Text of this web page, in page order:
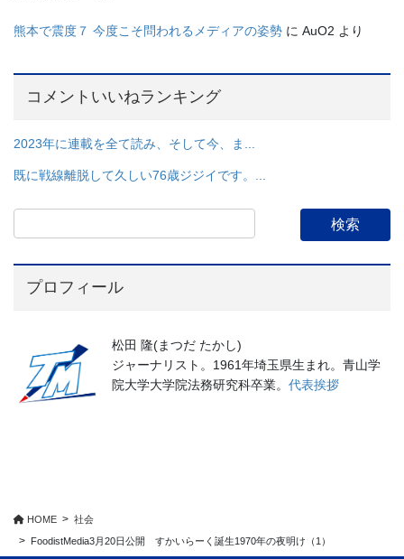
熊本で震度７ 今度こそ問われるメディアの姿勢 に AuO2 より
コメントいいねランキング
2023年に連載を全て読み、そして今、ま...
既に戦線離脱して久しい76歳ジジイです。...
プロフィール
松田 隆(まつだ たかし)
ジャーナリスト。1961年埼玉県生まれ。青山学
院大学大学院法務研究科卒業。 代表挨拶
HOME
社会
FoodistMedia3月20日公開 すかいらーく誕生1970年の夜明け（1）